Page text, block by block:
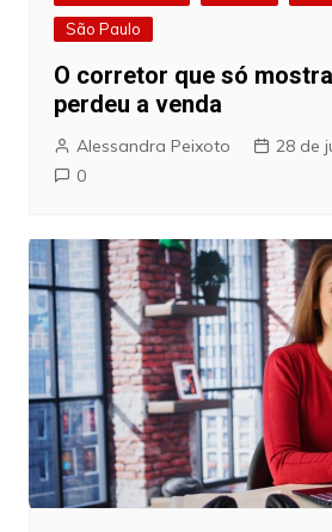
São Paulo
O corretor que só
perdeu a venda
Alessandra Peixoto
28 de
0